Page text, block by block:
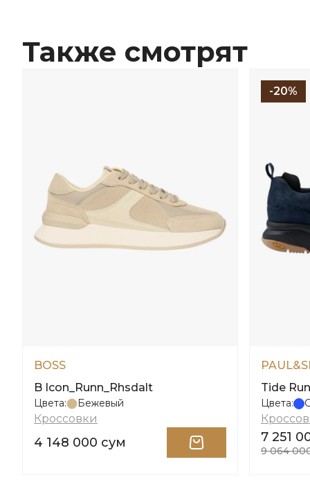
Также смотрят
BOSS
B Icon_Runn_Rhsdalt
Цвета: Бежевый
Кроссовки
4 148 000 сум
-20%
Tide
Цвета:
7 251
9 064